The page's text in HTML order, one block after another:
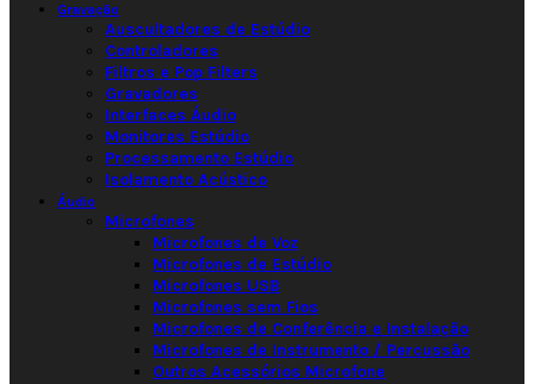
Gravação
Auscultadores de Estúdio
Controladores
Filtros e Pop Filters
Gravadores
Interfaces Áudio
Monitores Estúdio
Processamento Estúdio
Isolamento Acústico
Áudio
Microfones
Microfones de Voz
Microfones de Estúdio
Microfones USB
Microfones sem Fios
Microfones de Conferência e Instalação
Microfones de Instrumento / Percussão
Outros Acessórios Microfone